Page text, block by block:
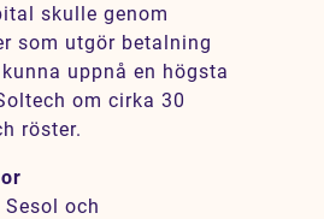
skulle genom
som utgör betalning
uppnå en högsta
om cirka 30
röster.
och